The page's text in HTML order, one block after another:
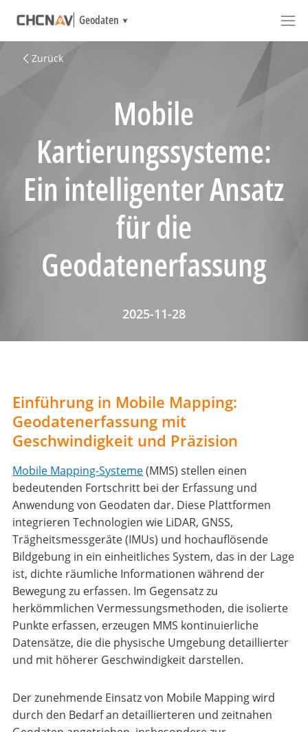
Geodaten
Zurück
Mobile
Kartierungssysteme:
Ein intelligenter Ansatz
für die
Geodatenerfassung
2025-11-28
Einführung in Mobile Mapping:
Geodatenerfassung mit
Geschwindigkeit und Präzision
Mobile Mapping-Systeme(MMS) stellen einen
bedeutenden Fortschritt bei der Erfassung und
Anwendung von Geodaten dar. Diese Plattformen
integrieren Technologien wie LiDAR, GNSS,
Trägheitsmessgeräte (IMUs) und hochauflösende
Bildgebung in ein einheitliches System, das in der Lage
ist, dichte räumliche Informationen während der
Bewegung zu erfassen. Im Gegensatz zu
herkömmlichen Vermessungsmethoden, die isolierte
Punkte erfassen, erzeugen MMS kontinuierliche
Datensätze, die die physische Umgebung detaillierter
und mit höherer Geschwindigkeit darstellen.
Der zunehmende Einsatz von Mobile Mapping wird
durch den Bedarf an detaillierteren und zeitnahen